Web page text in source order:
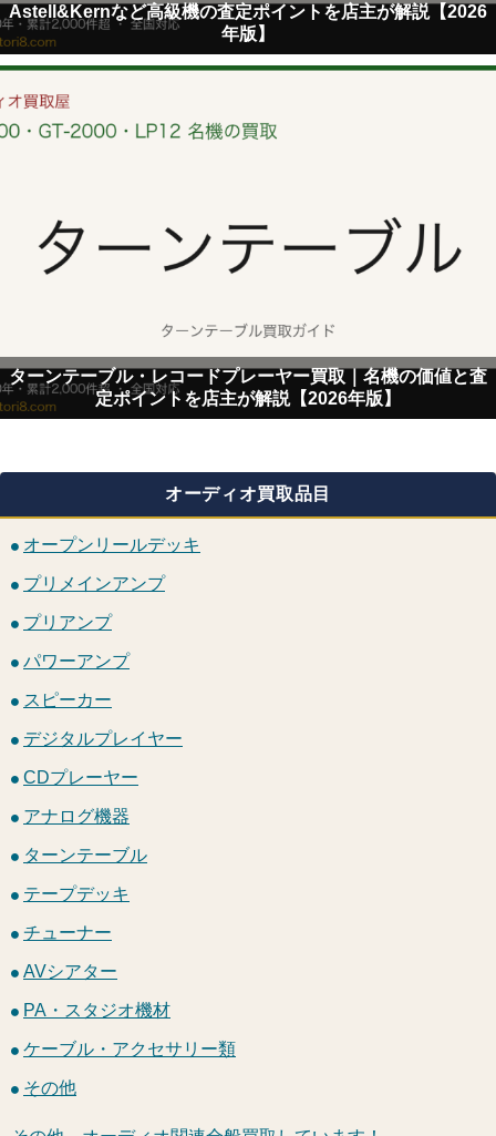
Astell&Kernなど高級機の査定ポイントを店主が解説【2026
年版】
ターンテーブル・レコードプレーヤー買取｜名機の価値と査
定ポイントを店主が解説【2026年版】
オーディオ買取品目
オープンリールデッキ
プリメインアンプ
プリアンプ
パワーアンプ
スピーカー
デジタルプレイヤー
CDプレーヤー
アナログ機器
ターンテーブル
テープデッキ
チューナー
AVシアター
PA・スタジオ機材
ケーブル・アクセサリー類
その他